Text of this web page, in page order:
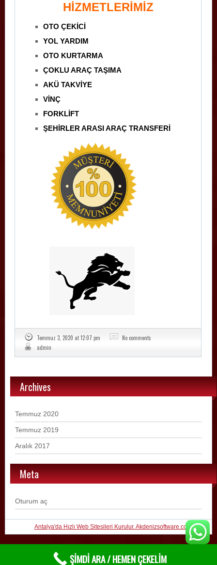
HİZMETLERİMİZ
OTO ÇEKİCİ
YOL YARDIM
OTO KURTARMA
ÇOKLU ARAÇ TAŞIMA
AKÜ TAKVİYE
VİNÇ
FORKLİFT
ŞEHİRLER ARASI ARAÇ TRANSFERİ
Temmuz 3, 2020 at 12:07 pm
No comments
admin
Archives
Temmuz 2020
Temmuz 2019
Aralık 2017
Meta
Oturum aç
Antalya'da Hızlı Web Sitesileri Kurulur. Akdenizsoftware.com 2019
ŞİMDİ ARA / HEMEN ÇEKELİM